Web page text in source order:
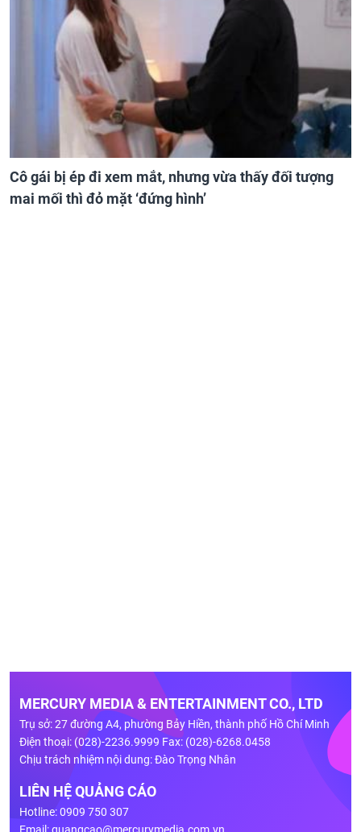
Cô gái bị ép đi xem mắt, nhưng vừa thấy đối tượng
mai mối thì đỏ mặt ‘đứng hình’
MERCURY MEDIA & ENTERTAINMENT CO., LTD
Trụ sở: 27 đường A4, phường Bảy Hiền, thành phố Hồ Chí Minh
Điện thoại: (028)-2236.9999 Fax: (028)-6268.0458
Chịu trách nhiệm nội dung: Đào Trọng Nhân
LIÊN HỆ QUẢNG CÁO
Hotline: 0909 750 307